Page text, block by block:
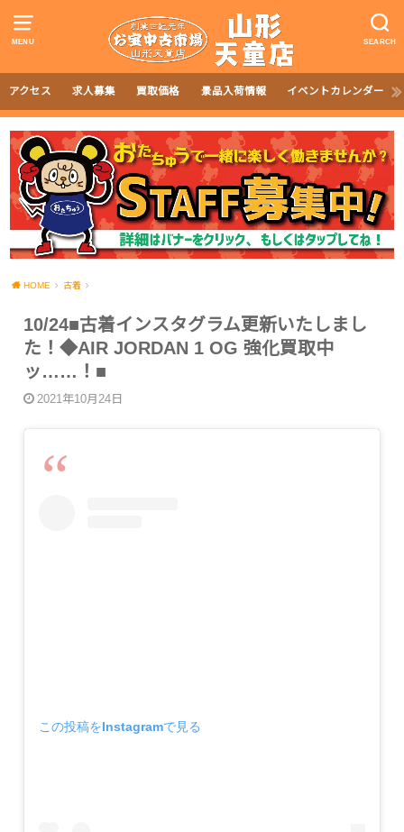
MENU SEARCH
アクセス 求人募集 買取価格 景品入荷情報 イベントカレンダー
HOME 古着
10/24■古着インスタグラム更新いたしまし
た！◆AIR JORDAN 1 OG 強化買取中
ッ……！■
2021年10月24日
この投稿をInstagramで見る